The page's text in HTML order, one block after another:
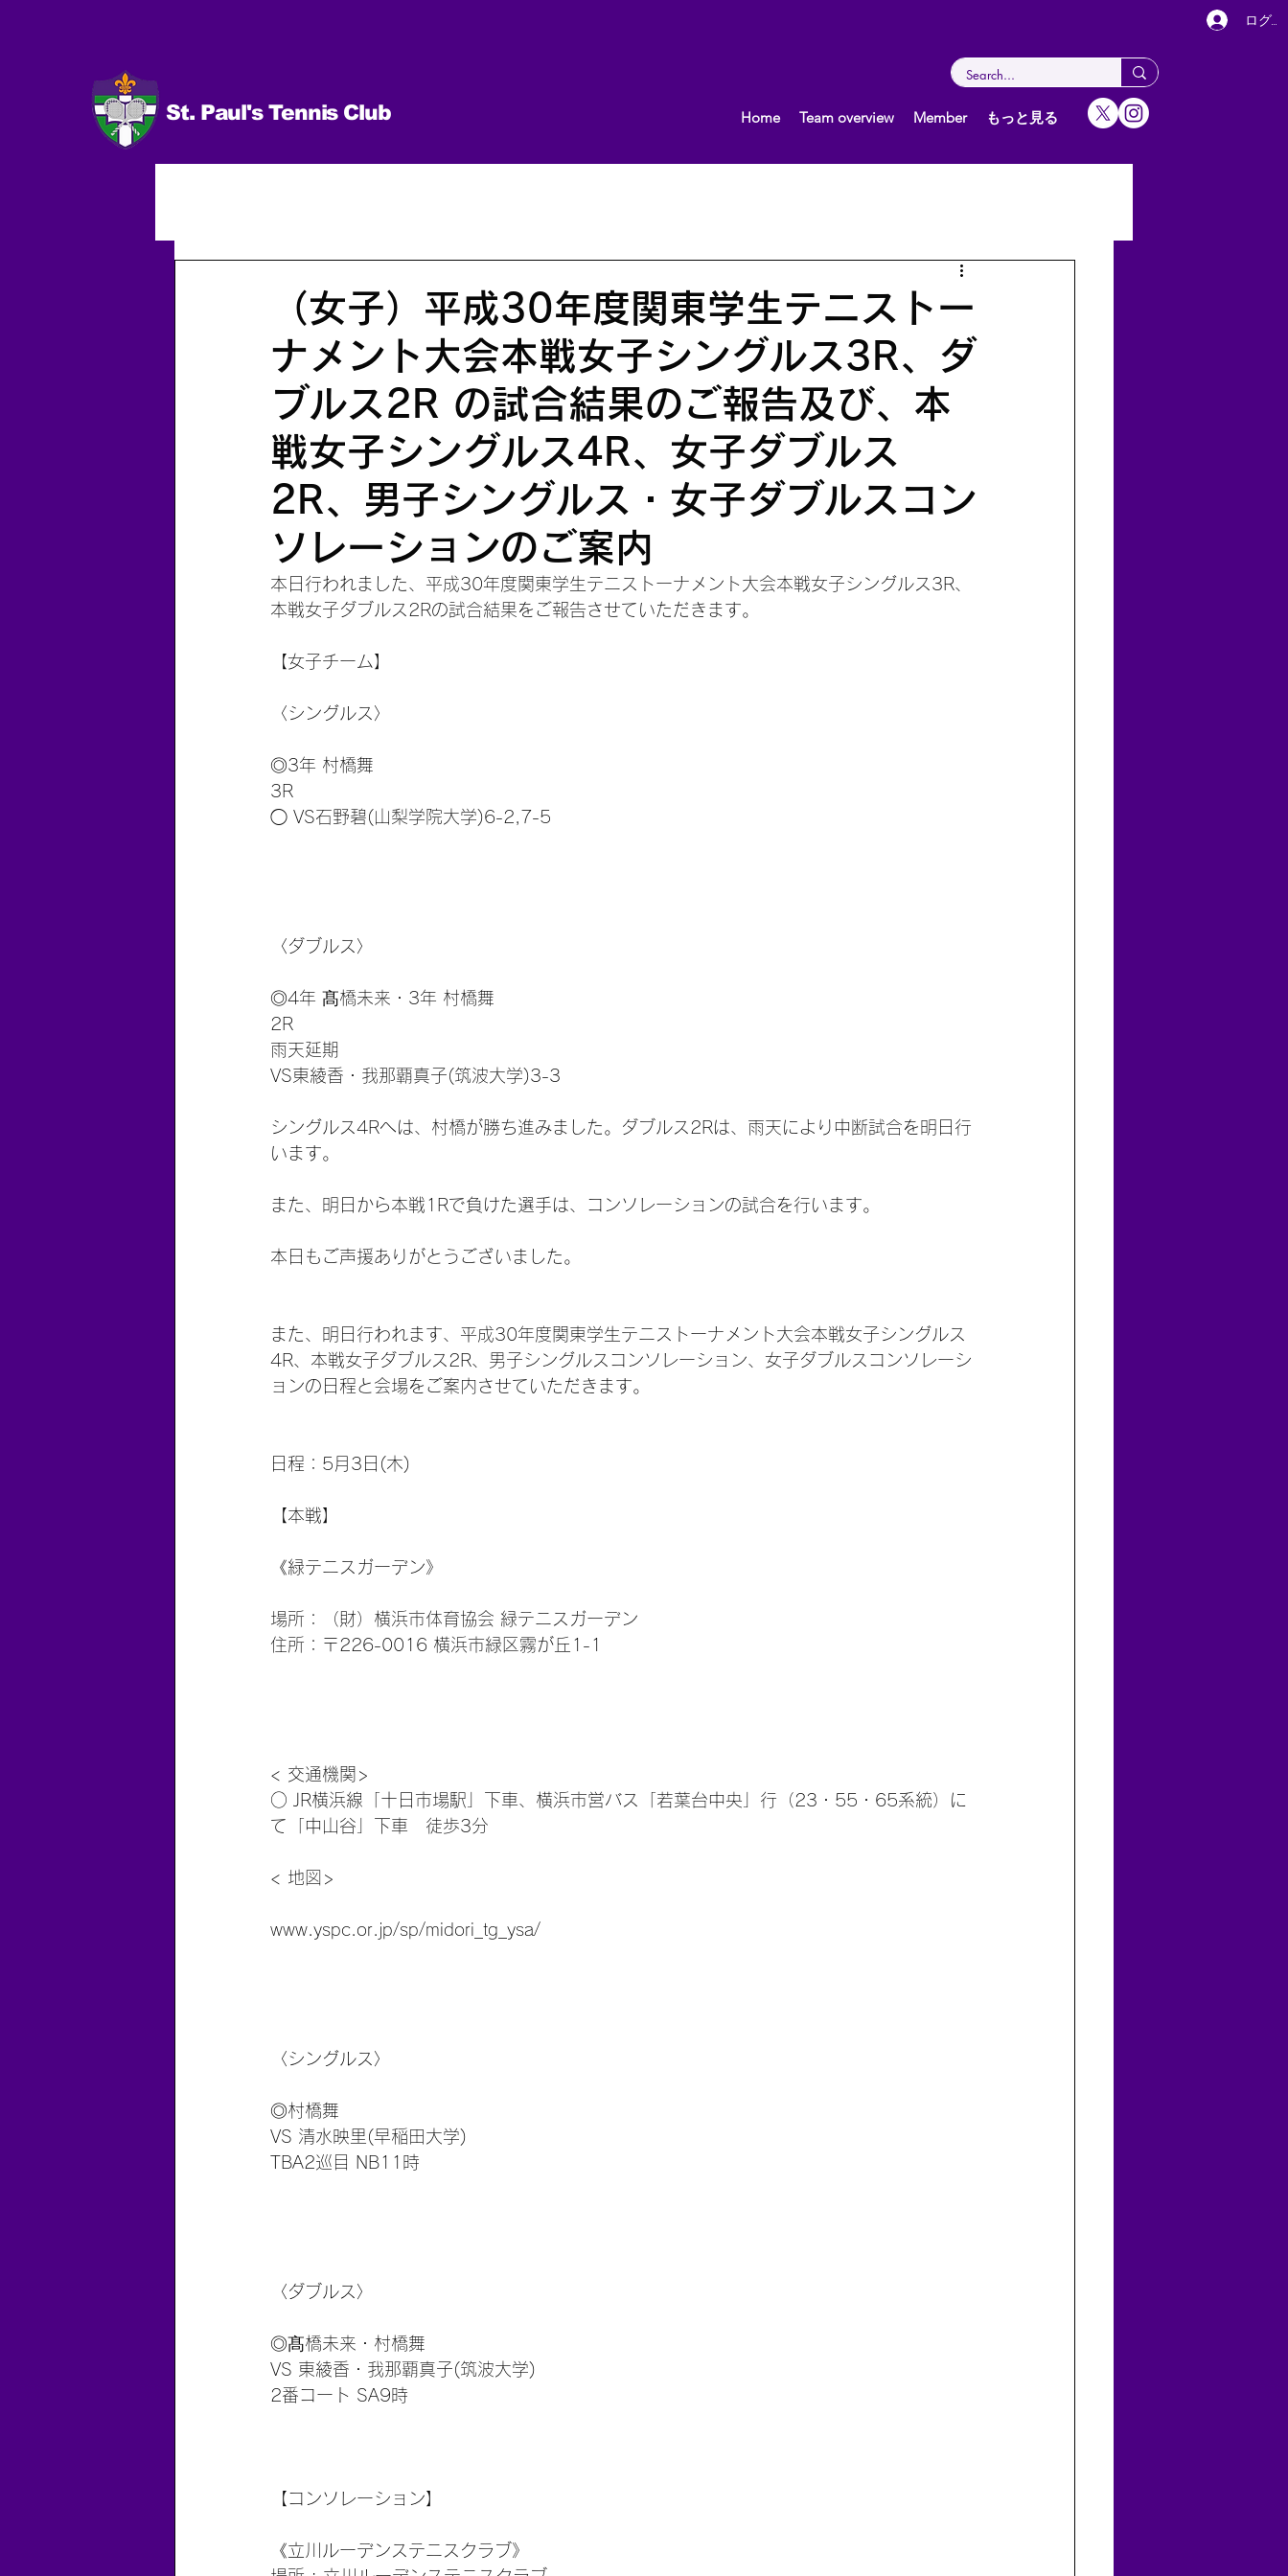
St. Paul's Tennis Club
ログ
Home Team overview Member もっと見る
（女子）平成30年度関東学生テニストー
ナメント大会本戦女子シングルス3R、ダ
ブルス2R の試合結果のご報告及び、本
戦女子シングルス4R、女子ダブルス
2R、男子シングルス・女子ダブルスコン
ソレーションのご案内
本日行われました、平成30年度関東学生テニストーナメント大会本戦女子シングルス3R、
本戦女子ダブルス2Rの試合結果をご報告させていただきます。
【女子チーム】
〈シングルス〉
◎3年 村橋舞
3R
◯ VS石野碧(山梨学院大学)6-2,7-5
〈ダブルス〉
◎4年 髙橋未来・3年 村橋舞
2R
雨天延期
VS東綾香・我那覇真子(筑波大学)3-3
シングルス4Rへは、村橋が勝ち進みました。ダブルス2Rは、雨天により中断試合を明日行
います。
また、明日から本戦1Rで負けた選手は、コンソレーションの試合を行います。
本日もご声援ありがとうございました。
また、明日行われます、平成30年度関東学生テニストーナメント大会本戦女子シングルス
4R、本戦女子ダブルス2R、男子シングルスコンソレーション、女子ダブルスコンソレーシ
ョンの日程と会場をご案内させていただきます。
日程：5月3日(木)
【本戦】
《緑テニスガーデン》
場所：（財）横浜市体育協会 緑テニスガーデン
住所：〒226-0016 横浜市緑区霧が丘1-1
< 交通機関>
○ JR横浜線「十日市場駅」下車、横浜市営バス「若葉台中央」行（23・55・65系統）に
て「中山谷」下車　徒歩3分
< 地図>
www.yspc.or.jp/sp/midori_tg_ysa/‬‬
〈シングルス〉
◎村橋舞
VS 清水映里(早稲田大学)
TBA2巡目 NB11時
〈ダブルス〉
◎髙橋未来・村橋舞
VS 東綾香・我那覇真子(筑波大学)
2番コート SA9時
【コンソレーション】
《立川ルーデンステニスクラブ》